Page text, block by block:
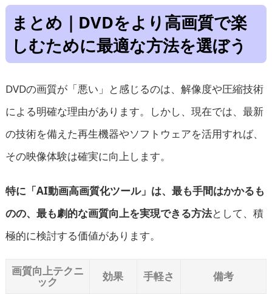
まとめ｜DVDをより高画質で楽
しむために最適な方法を選ぼう
DVDの画質が「悪い」と感じるのは、解像度や圧縮技術
による明確な理由があります。しかし、現在では、最新
の技術を備えた再生機器やソフトウェアを活用すれば、
その映像体験は確実に向上します。
特に「AI動画高画質化ツール」は、最も手間はかかるも
のの、最も劇的な画質向上を実現できる方法として、積
極的に検討する価値があります。
画質向上テクニ
ック 効果 手軽さ 備考